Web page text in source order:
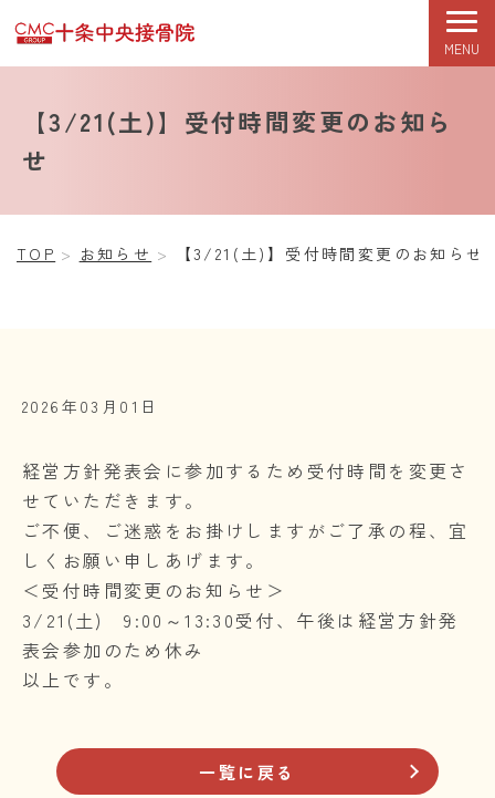
MENU
【3/21(土)】受付時間変更のお知ら
せ
TOP お知らせ 【3/21(土)】受付時間変更のお知らせ
2026年03月01日
経営方針発表会に参加するため受付時間を変更さ
せていただきます。
ご不便、ご迷惑をお掛けしますがご了承の程、宜
しくお願い申しあげます。
＜受付時間変更のお知らせ＞
3/21(土) 9:00～13:30受付、午後は経営方針発
表会参加のため休み
以上です。
一覧に戻る